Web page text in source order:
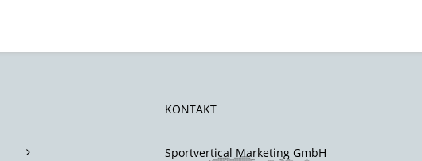
KONTAKT
Sportvertical Marketing GmbH